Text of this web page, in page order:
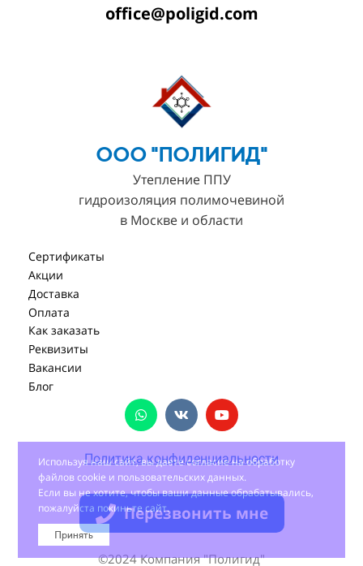
office@poligid.com
ООО "ПОЛИГИД"
Утепление ППУ
гидроизоляция полимочевиной
в Москве и области
Сертификаты
Акции
Доставка
Оплата
Как заказать
Реквизиты
Вакансии
Блог
Политика конфиденциальности
Перезвонить мне
©2024 Компания "Полигид"
Используя наш сайт, вы даете согласие на обработку
файлов cookie и пользовательских данных.
Если вы не хотите, чтобы ваши данные обрабатывались,
пожалуйста покиньте сайт.
Принять